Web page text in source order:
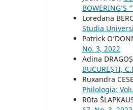
BOWERING’S
Loredana
Studia
Patrick
No. 3, 2022
Adina
BUCUREȘTI,
Ruxandra
Philologia:
Rūta